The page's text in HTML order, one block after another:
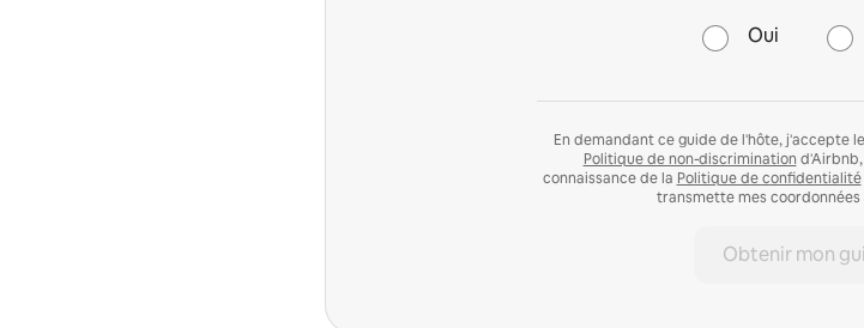
Oui
En demandant ce guide de l'hôte, j'accepte
Politique de non-discrimination
connaissance de la Politique de confidentialité
transmette mes coordonnées
Obtenir mon